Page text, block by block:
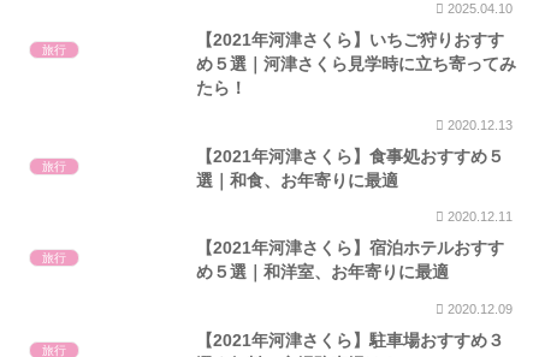
2025.04.10
旅行
【2021年河津さくら】いちご狩りおすす
め５選｜河津さくら見学時に立ち寄ってみ
たら！
2020.12.13
旅行
【2021年河津さくら】食事処おすすめ５
選｜和食、お年寄りに最適
2020.12.11
旅行
【2021年河津さくら】宿泊ホテルおすす
め５選｜和洋室、お年寄りに最適
2020.12.09
旅行
【2021年河津さくら】駐車場おすすめ３